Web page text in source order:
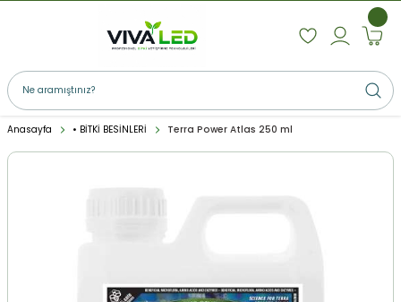
Anasayfa • BİTKİ BESİNLERİ Terra Power Atlas 250 ml